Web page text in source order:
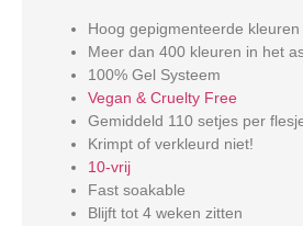
Hoog gepigmenteerde kleuren
Meer dan 400 kleuren in het
100% Gel Systeem
Vegan & Cruelty Free
Gemiddeld 110 setjes per
Krimpt of verkleurd niet!
10-vrij
Fast soakable
Blijft tot 4 weken zitten